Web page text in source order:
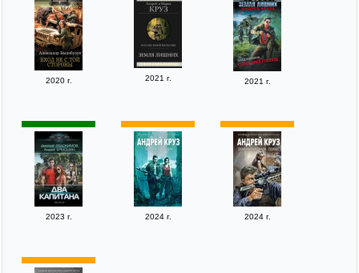
2020 г. 2021 г. 2021 г.
2023 г. 2024 г. 2024 г.